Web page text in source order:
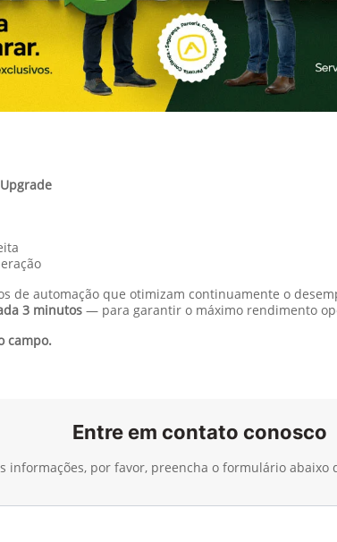
de automação que otimizam continuamente o
3 minutos — para garantir o máximo rendimento
campo.
Entre em contato conosco
informações, por favor, preencha o formulário abaixo